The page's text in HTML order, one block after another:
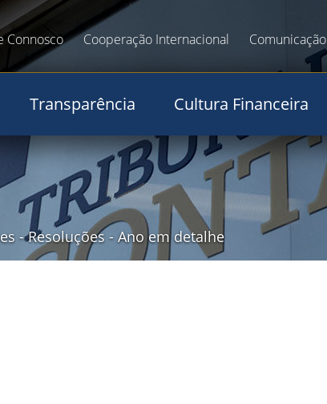
Connosco Cooperação Internacional Comunicação
Transparência Cultura Financeira
- Resoluções - Ano em detalhe